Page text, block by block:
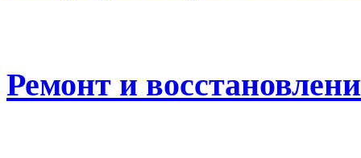
Ремонт и